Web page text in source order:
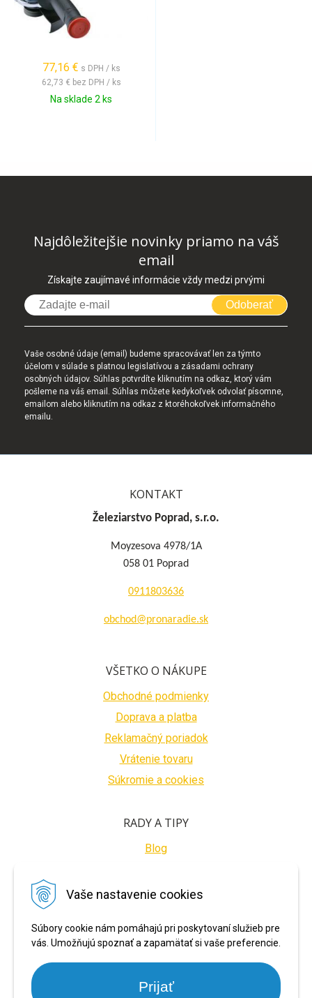
Vaše nastavenie cookies
Súbory cookie nám pomáhajú pri poskytovaní služieb pre
vás. Umožňujú spoznať a zapamätať si vaše preferencie.
Prijať
77,16 € s DPH / ks
62,73 € bez DPH / ks
Na sklade 2 ks
Najdôležitejšie novinky priamo na váš
email
Získajte zaujímavé informácie vždy medzi prvými
Odoberať
Vaše osobné údaje (email) budeme spracovávať len za týmto
účelom v súlade s platnou legislatívou a zásadami ochrany
osobných údajov. Súhlas potvrdíte kliknutím na odkaz, ktorý vám
pošleme na váš email. Súhlas môžete kedykoľvek odvolať písomne,
emailom alebo kliknutím na odkaz z ktoréhokoľvek informačného
emailu.
KONTAKT
Železiarstvo Poprad, s.r.o.
Moyzesova 4978/1A
058 01 Poprad
0911803636
obchod@pronaradie.sk
VŠETKO O NÁKUPE
Obchodné podmienky
Doprava a platba
Reklamačný poriadok
Vrátenie tovaru
Súkromie a cookies
RADY A TIPY
Blog
BEZPEČNÉ PLATBY